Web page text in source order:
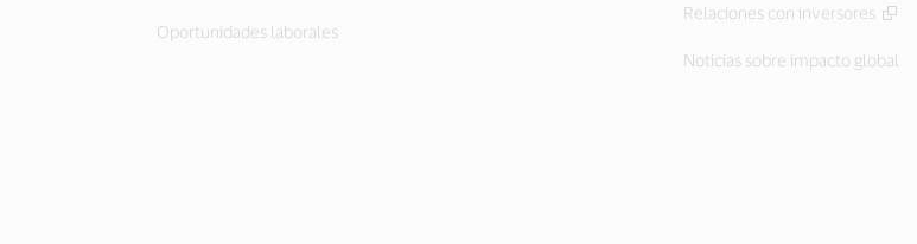
Oportunidades laborales
Relaciones con inversores
Noticias sobre impacto global